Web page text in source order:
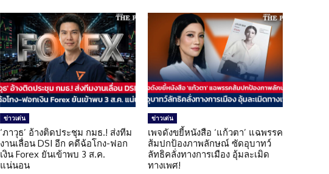
ข่าวเด่น
‘ภาวุธ’ อ้างติดประชุม กมธ.! ส่งทีม
งานเลื่อน DSI อีก คดีฉ้อโกง-ฟอก
เงิน Forex ยันเข้าพบ 3 ส.ค.
แน่นอน
ข่าวเด่น
เพจดังขยี้หนังสือ ‘แก้วตา’ แฉพรรค
ส้มปกป้องภาพลักษณ์ ซัดอุบาทว์
ลัทธิคลั่งทางการเมือง อุ้มละเมิด
ทางเพศ!